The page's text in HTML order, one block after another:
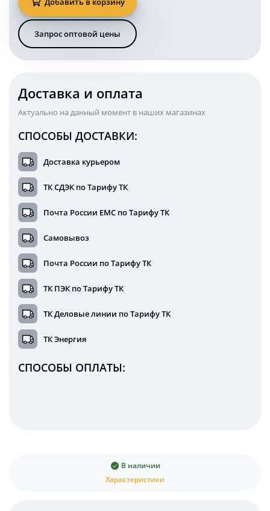
KARAVAN
задний
5
Ватт
бегущая
24В
комплект
2
Запрос оптовой цены
Доставка и оплата
Актуально на данный момент в наших магазинах
СПОСОБЫ ДОСТАВКИ:
Доставка курьером
ТК СДЭК по Тарифу ТК
Почта России ЕМС по Тарифу ТК
Самовывоз
Почта России по Тарифу ТК
ТК ПЭК по Тарифу ТК
ТК Деловые линии по Тарифу ТК
ТК Энергия
СПОСОБЫ ОПЛАТЫ:
Характеристики
В наличии